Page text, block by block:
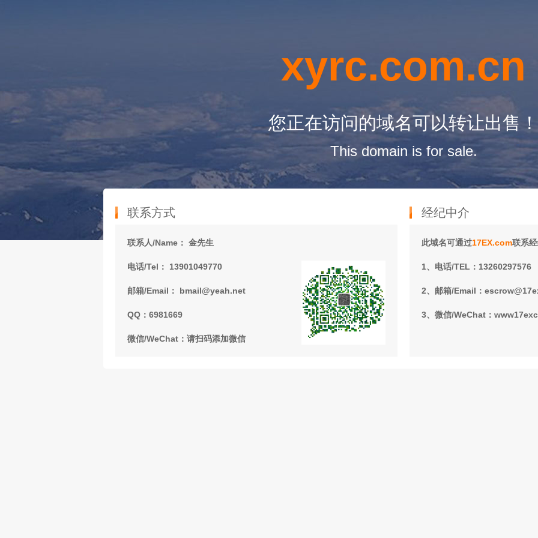
xyrc.com.cn
您正在访问的域名可以转让出售！
This domain is for sale.
联系方式
联系人/Name： 金先生
电话/Tel： 13901049770
邮箱/Email： bmail@yeah.net
QQ：6981669
微信/WeChat：请扫码添加微信
经纪中介
此域名可通过17EX.com联系
1、电话/TEL：13260297576
2、邮箱/Email：
3、微信/WeChat：